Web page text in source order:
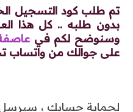
تم طلب كود التسجيل
بدون طلبه .. كل هذا
وسنوضح لكم في
على جوالك من واتساب